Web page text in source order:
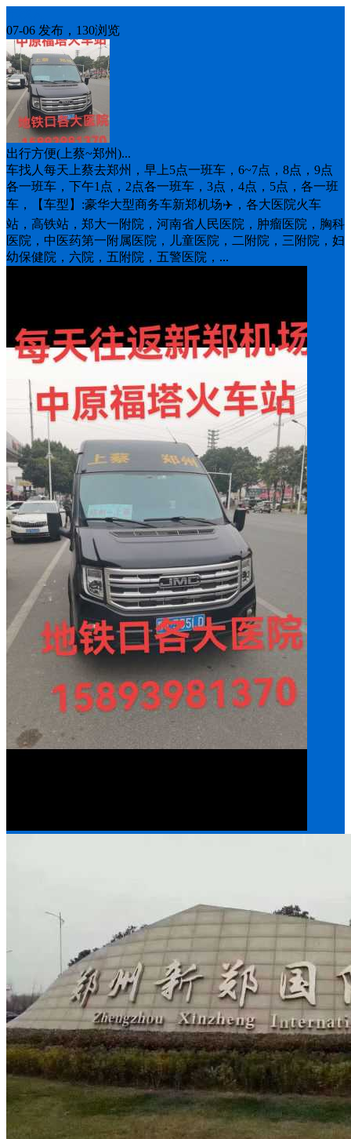
07-06 发布，130浏览
出行方便(上蔡~郑州)...
车找人每天上蔡去郑州，早上5点一班车，6~7点，8点，9点
各一班车，下午1点，2点各一班车，3点，4点，5点，各一班
车，【车型】:豪华大型商务车新郑机场✈️，各大医院火车
站，高铁站，郑大一附院，河南省人民医院，肿瘤医院，胸科
医院，中医药第一附属医院，儿童医院，二附院，三附院，妇
幼保健院，六院，五附院，五警医院，...